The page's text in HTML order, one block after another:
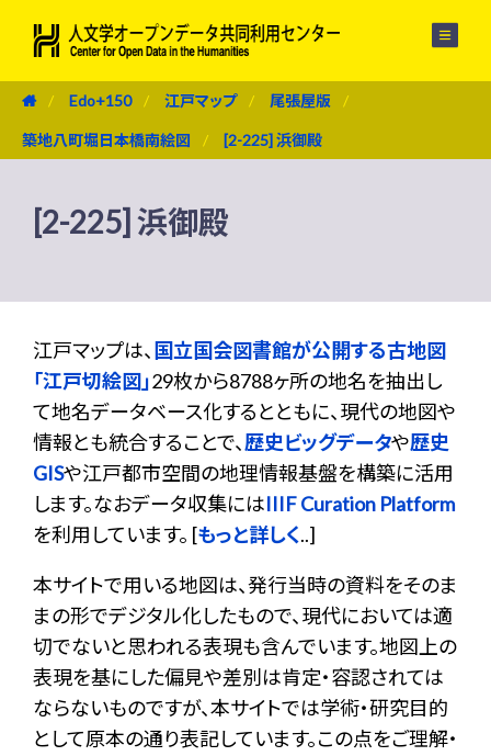
Edo+150 江戸マップ 尾張屋版
築地八町堀日本橋南絵図 [2-225] 浜御殿
[2-225] 浜御殿
江戸マップは、 国立国会図書館が公開する古地図
「江戸切絵図」29枚から8788ヶ所の地名を抽出し
て地名データベース化するとともに、現代の地図や
情報とも統合することで、歴史ビッグデータや歴史
GISや江戸都市空間の地理情報基盤を構築に活用
します。なおデータ収集にはIIIF Curation Platform
を利用しています。 [もっと詳しく..]
本サイトで用いる地図は、発行当時の資料をそのま
まの形でデジタル化したもので、現代においては適
切でないと思われる表現も含んでいます。地図上の
表現を基にした偏見や差別は肯定・容認されては
ならないものですが、本サイトでは学術・研究目的
として原本の通り表記しています。この点をご理解・